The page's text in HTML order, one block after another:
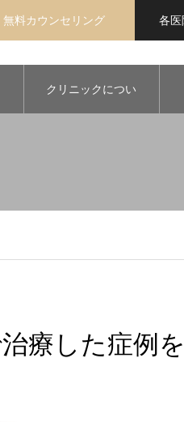
無料カウンセリング 各医
クリニックについ
療した症例を